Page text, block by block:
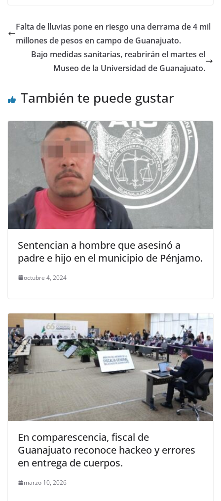
o
o
k
p
p
n
Falta de lluvias pone en riesgo una derrama de 4 mil
millones de pesos en campo de Guanajuato.
Bajo medidas sanitarias, reabrirán el martes el
Museo de la Universidad de Guanajuato.
También te puede gustar
Sentencian a hombre que asesinó a
padre e hijo en el municipio de Pénjamo.
octubre 4, 2024
En comparescencia, fiscal de
Guanajuato reconoce hackeo y errores
en entrega de cuerpos.
marzo 10, 2026